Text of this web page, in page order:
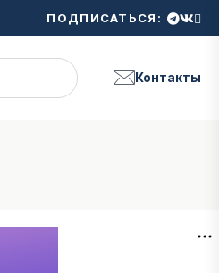
ПОДПИСАТЬСЯ:
Контакты